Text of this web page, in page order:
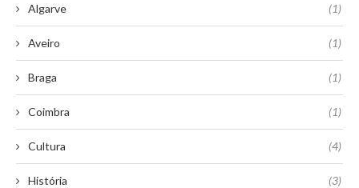
Algarve (1)
Aveiro (1)
Braga (1)
Coimbra (1)
Cultura (4)
História (3)